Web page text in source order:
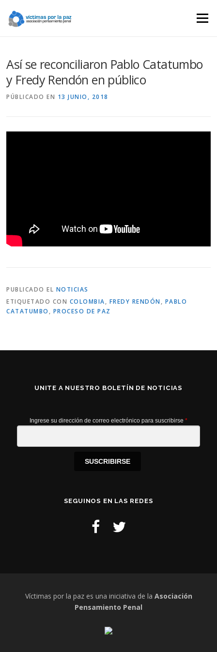
contenido
Menú
Así se reconciliaron Pablo Catatumbo
y Fredy Rendón en público
PÚBLICADO EN 13 JUNIO, 2018
PUBLICADO EL NOTICIAS
ETIQUETADO CON COLOMBIA, FREDY RENDÓN, PABLO
CATATUMBO , PROCESO DE PAZ
UNITE A NUESTRO BOLETÍN DE NOTICIAS
Ingrese su dirección de correo electrónico para suscribirse *
SUSCRIBIRSE
SEGUINOS EN LAS REDES
Víctimas por la paz es una iniciativa de la Asociación
Pensamiento Penal